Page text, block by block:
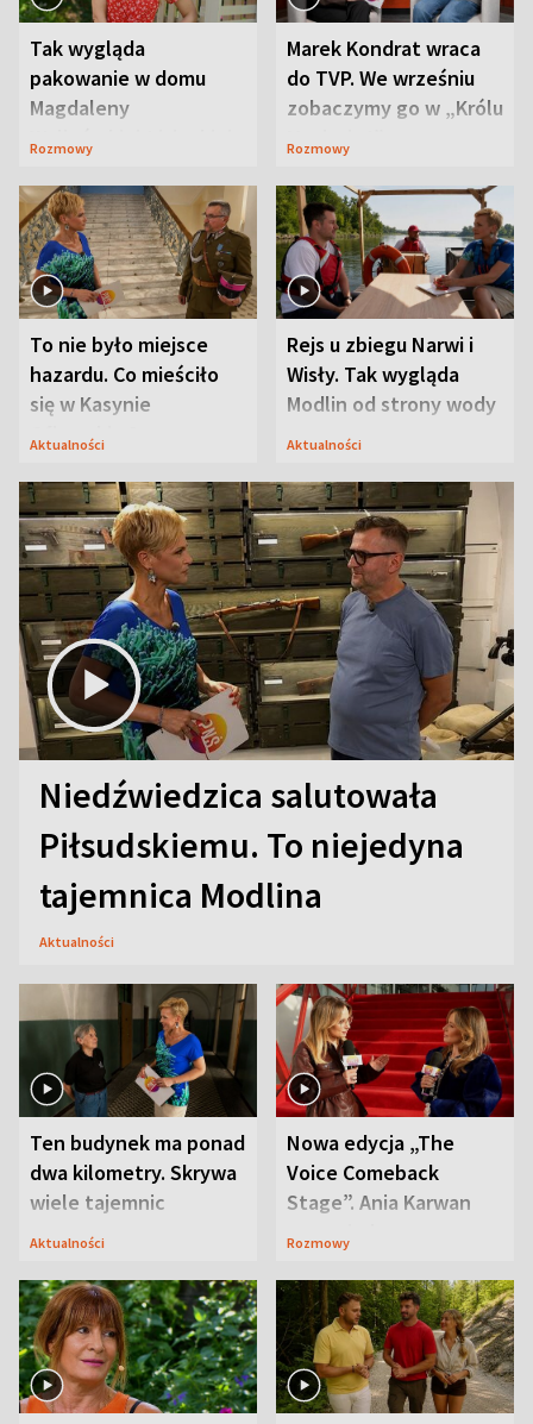
Tak wygląda
pakowanie w domu
Magdaleny
Waligórskiej-Lisieckiej.
Rozmowy
Marek Kondrat wraca
do TVP. We wrześniu
zobaczymy go w „Królu
Maciusiu I”
Rozmowy
To nie było miejsce
hazardu. Co mieściło
się w Kasynie
Oficerskim?
Aktualności
Rejs u zbiegu Narwi i
Wisły. Tak wygląda
Modlin od strony wody
Aktualności
Niedźwiedzica salutowała
Piłsudskiemu. To niejedyna
tajemnica Modlina
Aktualności
Ten budynek ma ponad
dwa kilometry. Skrywa
wiele tajemnic
Aktualności
Nowa edycja „The
Voice Comeback
Stage”. Ania Karwan
zapowiada
Rozmowy